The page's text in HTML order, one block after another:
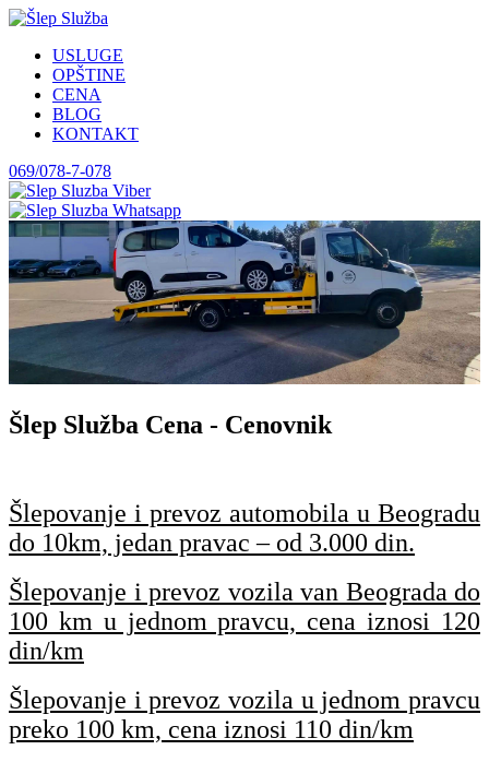
USLUGE
OPŠTINE
CENA
BLOG
KONTAKT
069/078-7-078
Šlep Služba Cena - Cenovnik
Šlepovanje i prevoz automobila u Beogradu
do 10km, jedan pravac – od 3.000 din.
Šlepovanje i prevoz vozila van Beograda do
100 km u jednom pravcu, cena iznosi 120
din/km
Šlepovanje i prevoz vozila u jednom pravcu
preko 100 km, cena iznosi 110 din/km